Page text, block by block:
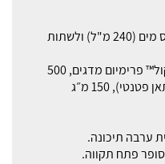
יש לערבב שקיק אחד (6.2 גרם) בכוס מים (240 מ"ל) ולשתות
כל שקיק מכיל 5000 מ״ג קולגן נטיקול™ פרימיום מדגים, 500
מ״ג ®OptiMSM (מתיל סולפוניל מתאן פטנטי), 150 מ״ג
ערבה תיכונה.
פתח תקווה.